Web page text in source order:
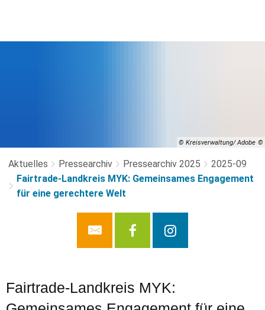
© Kreisverwaltung/ Adobe
Aktuelles Pressearchiv Pressearchiv 2025
2025-09
Fairtrade-Landkreis MYK: Gemeinsames Engagement
für eine gerechtere Welt
Fairtrade-Landkreis MYK: